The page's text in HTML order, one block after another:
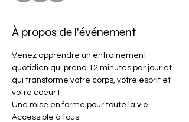
À propos de l'événement
Venez apprendre un entrainement
quotidien qui prend 12 minutes par jour et
qui transforme votre corps, votre esprit et
votre coeur !
Une mise en forme pour toute la vie.
Accessible à tous.